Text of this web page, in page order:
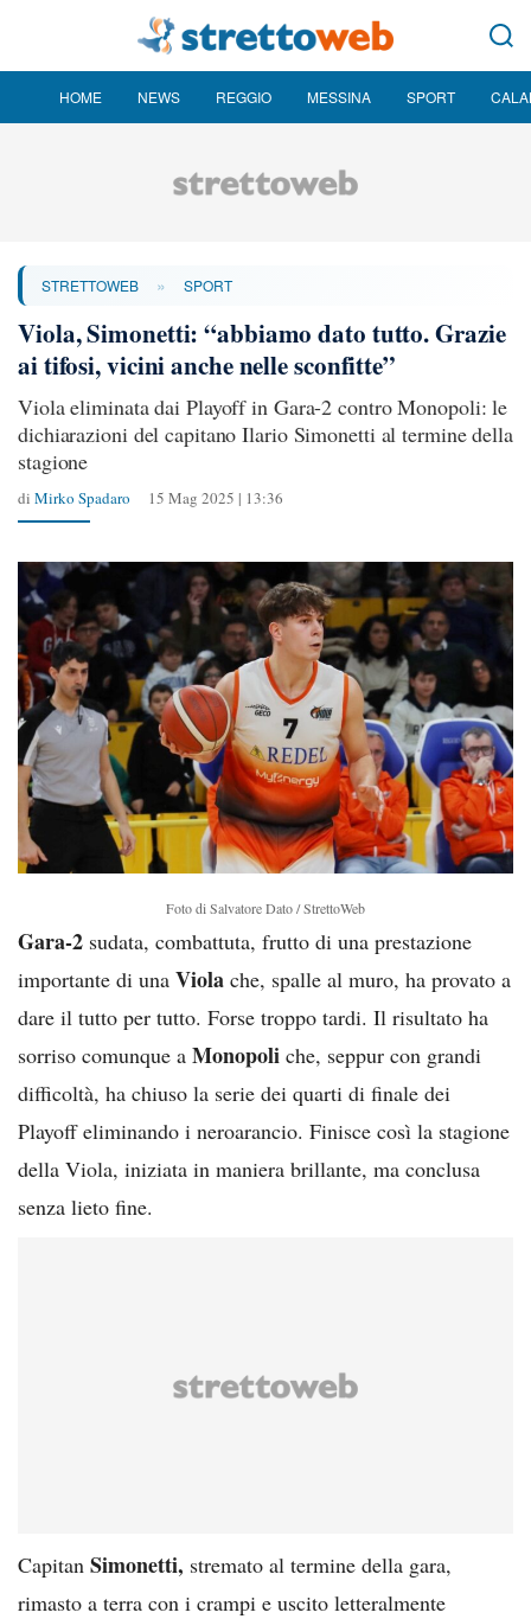
HOME NEWS REGGIO MESSINA SPORT
STRETTOWEB » SPORT
Viola, Simonetti: “abbiamo dato tutto. Grazie
ai tifosi, vicini anche nelle sconfitte”
Viola eliminata dai Playoff in Gara-2 contro Monopoli: le
dichiarazioni del capitano Ilario Simonetti al termine della
stagione
di Mirko Spadaro 15 Mag 2025 | 13:36
Foto di Salvatore Dato / StrettoWeb
Gara-2 sudata, combattuta, frutto di una prestazione
importante di una Viola che, spalle al muro, ha provato a
dare il tutto per tutto. Forse troppo tardi. Il risultato ha
sorriso comunque a Monopoli che, seppur con grandi
difficoltà, ha chiuso la serie dei quarti di finale dei
Playoff eliminando i neroarancio. Finisce così la stagione
della Viola, iniziata in maniera brillante, ma conclusa
senza lieto fine.
Capitan Simonetti, stremato al termine della gara,
rimasto a terra con i crampi e uscito letteralmente